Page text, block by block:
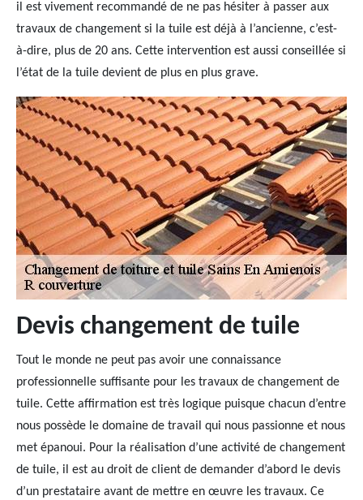
il est vivement recommandé de ne pas hésiter à passer aux
travaux de changement si la tuile est déjà à l’ancienne, c’est-
à-dire, plus de 20 ans. Cette intervention est aussi conseillée si
l’état de la tuile devient de plus en plus grave.
Devis changement de tuile
Tout le monde ne peut pas avoir une connaissance
professionnelle suffisante pour les travaux de changement de
tuile. Cette affirmation est très logique puisque chacun d’entre
nous possède le domaine de travail qui nous passionne et nous
met épanoui. Pour la réalisation d’une activité de changement
de tuile, il est au droit de client de demander d’abord le devis
d’un prestataire avant de mettre en œuvre les travaux. Ce